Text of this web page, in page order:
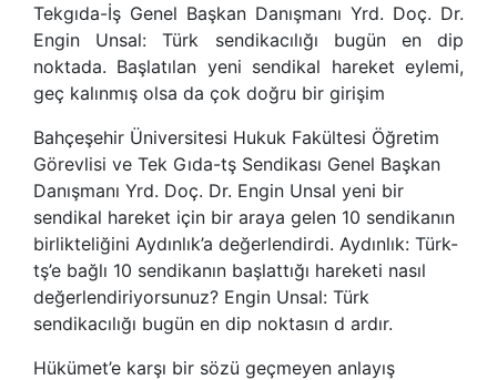
Tekgıda-İş Genel Başkan Danışmanı Yrd. Doç. Dr.
Engin Unsal: Türk sendikacılığı bugün en dip
noktada. Başlatılan yeni sendikal hareket eylemi,
geç kalınmış olsa da çok doğru bir girişim
Bahçeşehir Üniversitesi Hukuk Fakültesi Öğretim
Görevlisi ve Tek Gıda-tş Sendikası Genel Başkan
Danışmanı Yrd. Doç. Dr. Engin Unsal yeni bir
sendikal hareket için bir araya gelen 10 sendikanın
birlikteliğini Aydınlık’a değerlendirdi. Aydınlık: Türk-
tş’e bağlı 10 sendikanın başlattığı hareketi nasıl
değerlendiriyorsunuz? Engin Unsal: Türk
sendikacılığı bugün en dip noktasın d ardır.
Hükümet’e karşı bir sözü geçmeyen anlayış